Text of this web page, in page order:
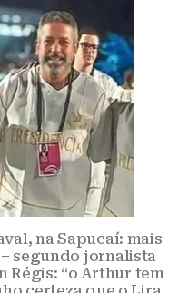
na Sapucaí: mais
segundo jornalista
Régis: “o Arthur tem